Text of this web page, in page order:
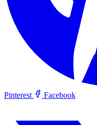
Pinterest Facebook